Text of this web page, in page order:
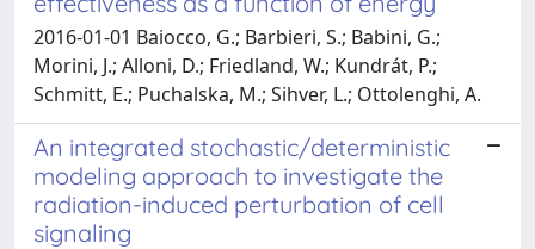
2016-01-01 Baiocco, G.; Barbieri, S.; Babini, G.;
Morini, J.; Alloni, D.; Friedland, W.; Kundrát, P.;
Schmitt, E.; Puchalska, M.; Sihver, L.; Ottolenghi, A.
An integrated stochastic/deterministic
modeling approach to investigate the
radiation-induced perturbation of cell
signaling